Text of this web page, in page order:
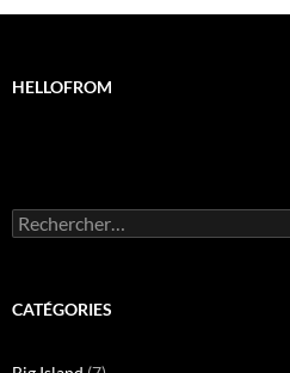
HELLOFROM
Rechercher :
CATÉGORIES